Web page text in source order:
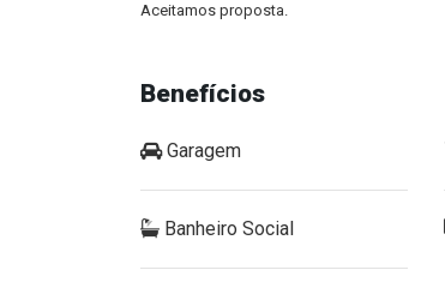
Aceitamos proposta.
Benefícios
Garagem
Banheiro Social